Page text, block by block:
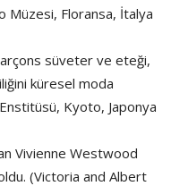
Müzesi, Floransa, İtalya
süveter ve eteği,
küresel moda
Kyoto, Japonya
Vivienne Westwood
(Victoria and Albert